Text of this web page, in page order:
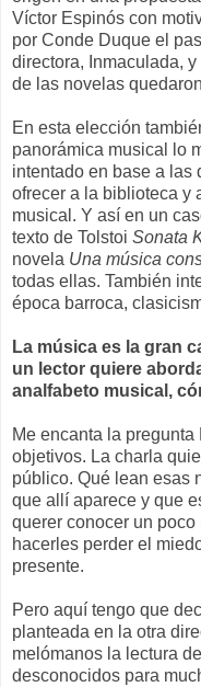
Víctor Espinós con
por Conde Duque el
directora, Inmaculada,
de las novelas
En esta elección
panorámica musical lo
intentado en base a las
ofrecer a la biblioteca y
musical. Y así en un
texto de Tolstoi Sonata
novela Una música
todas ellas. También
época barroca,
La música es la gran
un lector quiere
analfabeto musical,
Me encanta la
objetivos. La charla
público. Qué lean esas
que allí aparece y que
querer conocer un
hacerles perder el
presente.
Pero aquí tengo que
planteada en la otra
melómanos la lectura
desconocidos para